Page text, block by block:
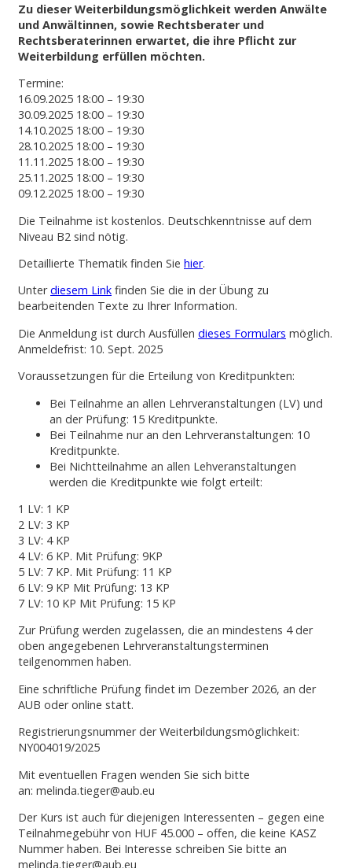
Zu dieser Weiterbildungsmöglichkeit werden Anwälte
und Anwältinnen, sowie Rechtsberater und
Rechtsberaterinnen erwartet, die ihre Pflicht zur
Weiterbildung erfüllen möchten.
Termine:
16.09.2025 18:00 – 19:30
30.09.2025 18:00 – 19:30
14.10.2025 18:00 – 19:30
28.10.2025 18:00 – 19:30
11.11.2025 18:00 – 19:30
25.11.2025 18:00 – 19:30
09.12.2025 18:00 – 19:30
Die Teilnahme ist kostenlos. Deutschkenntnisse auf dem
Niveau B2 sind nötig.
Detaillierte Thematik finden Sie hier.
Unterdiesem Link finden Sie die in der Übung zu
bearbeitenden Texte zu Ihrer Information.
Die Anmeldung ist durch Ausfüllen dieses Formulars möglich.
Anmeldefrist: 10. Sept. 2025
Voraussetzungen für die Erteilung von Kreditpunkten:
Bei Teilnahme an allen Lehrveranstaltungen (LV) und
an der Prüfung: 15 Kreditpunkte.
Bei Teilnahme nur an den Lehrveranstaltungen: 10
Kreditpunkte.
Bei Nichtteilnahme an allen Lehveranstaltungen
werden die Kreditpunkte wie folgt erteilt:
1 LV: 1 KP
2 LV: 3 KP
3 LV: 4 KP
4 LV: 6 KP. Mit Prüfung: 9KP
5 LV: 7 KP. Mit Prüfung: 11 KP
6 LV: 9 KP Mit Prüfung: 13 KP
7 LV: 10 KP Mit Prüfung: 15 KP
Zur Prüfung werden zugelassen, die an mindestens 4 der
oben angegebenen Lehrveranstaltungsterminen
teilgenommen haben.
Eine schriftliche Prüfung findet im Dezember 2026, an der
AUB oder online statt.
Registrierungsnummer der Weiterbildungsmöglichkeit:
NY004019/2025
Mit eventuellen Fragen wenden Sie sich bitte
an: melinda.tieger@aub.eu
Der Kurs ist auch für diejenigen Interessenten – gegen eine
Teilnahmegebühr von HUF 45.000 – offen, die keine KASZ
Nummer haben. Bei Interesse schreiben Sie bitte an
melinda.tieger@aub.eu